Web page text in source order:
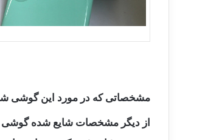
مشخصاتی که در مورد این گوشی
از دیگر مشخصات شایع شده گوشی